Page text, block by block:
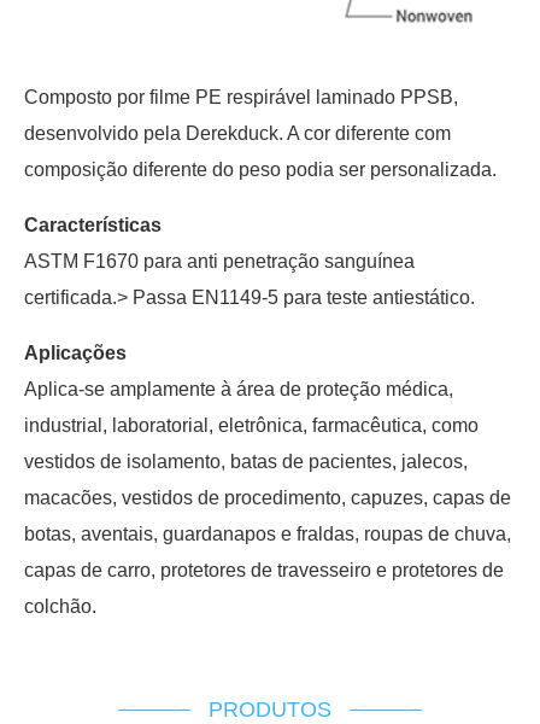
Composto por filme PE respirável laminado PPSB,
desenvolvido pela Derekduck. A cor diferente com
composição diferente do peso podia ser personalizada.
Características
ASTM F1670 para anti penetração sanguínea
certificada.> Passa EN1149-5 para teste antiestático.
Aplicações
Aplica-se amplamente à área de proteção médica,
industrial, laboratorial, eletrônica, farmacêutica, como
vestidos de isolamento, batas de pacientes, jalecos,
macacões, vestidos de procedimento, capuzes, capas de
botas, aventais, guardanapos e fraldas, roupas de chuva,
capas de carro, protetores de travesseiro e protetores de
colchão.
PRODUTOS